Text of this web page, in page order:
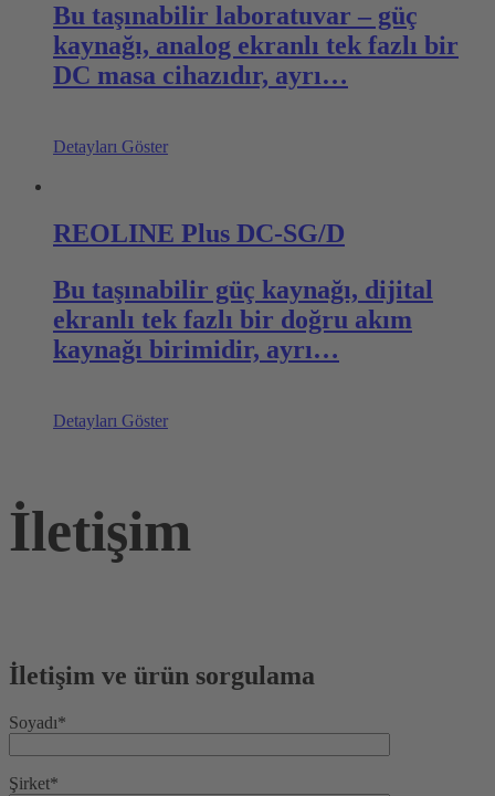
Bu taşınabilir laboratuvar – güç
kaynağı, analog ekranlı tek fazlı bir
DC masa cihazıdır, ayrı…
Detayları Göster
REOLINE Plus DC-SG/D
Bu taşınabilir güç kaynağı, dijital
ekranlı tek fazlı bir doğru akım
kaynağı birimidir, ayrı…
Detayları Göster
İletişim
İletişim ve ürün sorgulama
Soyadı*
Şirket*